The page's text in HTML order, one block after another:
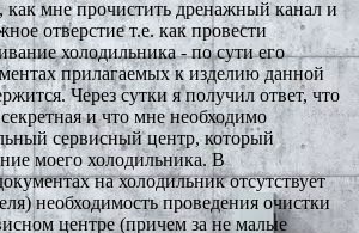
как мне прочистить дренажный канал и
отверстие т.е. как провести
холодильника - по сути его
прилагаемых к изделию данной
Через сутки я получил ответ, что
и что мне необходимо
сервисный центр, который
моего холодильника. В
на холодильник отсутствует
необходимость проведения очистки
центре (причем за не малые